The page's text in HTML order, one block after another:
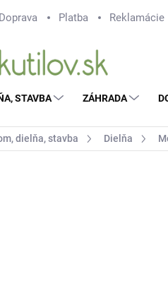
Doprava Platba Reklamácie
STAVBA ZÁHRADA
dielňa, stavba Dielňa